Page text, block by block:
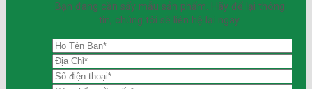
Bạn đang cần sấy mẫu sản phẩm. Hãy để lại thông
tin, chúng tôi sẽ liên hệ lại ngay.